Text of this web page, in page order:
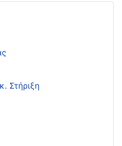
Στήριξη